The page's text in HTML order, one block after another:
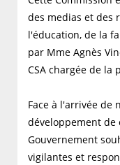
des medias et des
l'éducation, de la
par Mme Agnès
CSA chargée de la
Face à l'arrivée de
développement de
Gouvernement
vigilantes et